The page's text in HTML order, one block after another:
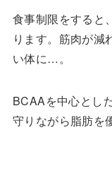
食事制限をすると
ります。筋肉が減
い体に…。
BCAAを中心とし
守りながら脂肪を